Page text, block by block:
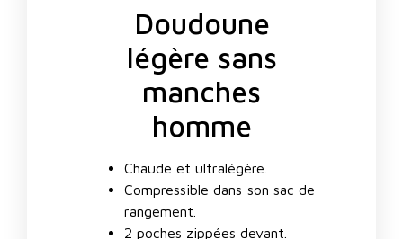
Doudoune
légère sans
manches
homme
Chaude et ultralégère.
Compressible dans son sac de
rangement.
2 poches zippées devant.